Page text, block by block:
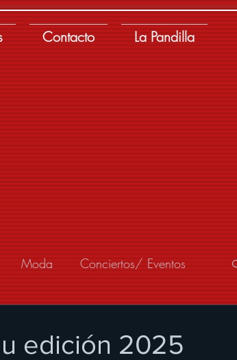
Contacto La Pandilla
Moda Conciertos/ Eventos
edición 2025